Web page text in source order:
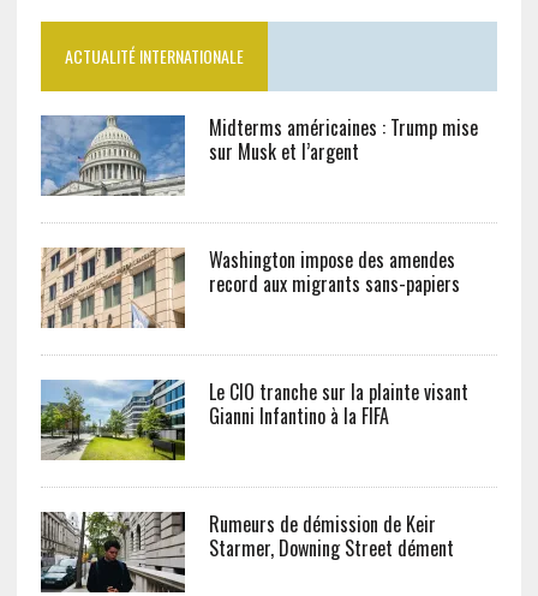
ACTUALITÉ INTERNATIONALE
Midterms américaines : Trump mise
sur Musk et l’argent
Washington impose des amendes
record aux migrants sans-papiers
Le CIO tranche sur la plainte visant
Gianni Infantino à la FIFA
Rumeurs de démission de Keir
Starmer, Downing Street dément